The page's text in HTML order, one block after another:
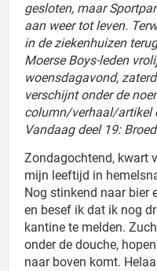
gesloten, maar
aan weer tot leven.
in de ziekenhuizen
Moerse Boys-leden
woensdagavond,
verschijnt onder de
column/verhaal/artikel
Vandaag deel 19:
Zondagochtend, kwart
mijn leeftijd in
Nog stinkend naar bier
en besef ik dat ik nog
kantine te melden.
onder de douche,
naar boven komt.